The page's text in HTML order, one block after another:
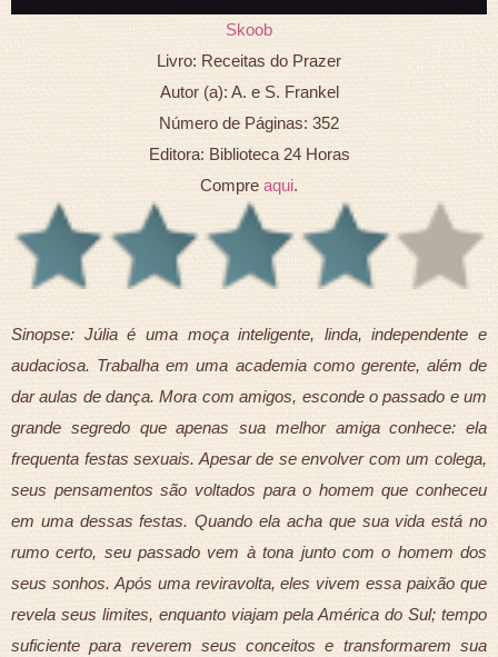
Skoob
Livro: Receitas do Prazer
Autor (a): A. e S. Frankel
Número de Páginas: 352
Editora: Biblioteca 24 Horas
Compreaqui.
Sinopse: Júlia é uma moça inteligente, linda, independente e
audaciosa. Trabalha em uma academia como gerente, além de
dar aulas de dança. Mora com amigos, esconde o passado e um
grande segredo que apenas sua melhor amiga conhece: ela
frequenta festas sexuais. Apesar de se envolver com um colega,
seus pensamentos são voltados para o homem que conheceu
em uma dessas festas. Quando ela acha que sua vida está no
rumo certo, seu passado vem à tona junto com o homem dos
seus sonhos. Após uma reviravolta, eles vivem essa paixão que
revela seus limites, enquanto viajam pela América do Sul; tempo
suficiente para reverem seus conceitos e transformarem sua